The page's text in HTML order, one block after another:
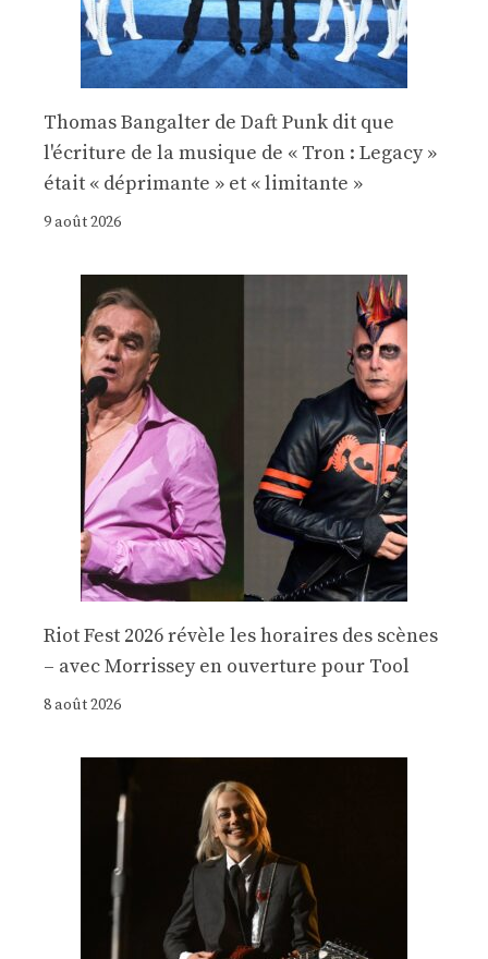
Thomas Bangalter de Daft Punk dit que
l'écriture de la musique de « Tron : Legacy »
était « déprimante » et « limitante »
9 août 2026
Riot Fest 2026 révèle les horaires des scènes
– avec Morrissey en ouverture pour Tool
8 août 2026